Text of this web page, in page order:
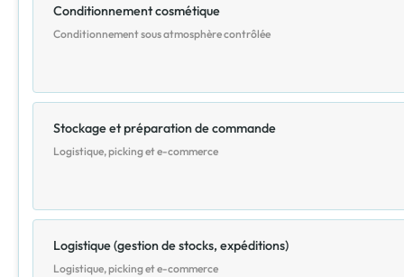
Conditionnement cosmétique
Conditionnement sous atmosphère contrôlée
Stockage et préparation de commande
Logistique, picking et e-commerce
Logistique (gestion de stocks, expéditions)
Logistique, picking et e-commerce